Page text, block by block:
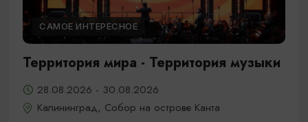
САМОЕ ИНТЕРЕСНОЕ
Территория мира - Территория музыки
28.08.2026 - 30.08.2026
Калининград, Собор на острове Канта